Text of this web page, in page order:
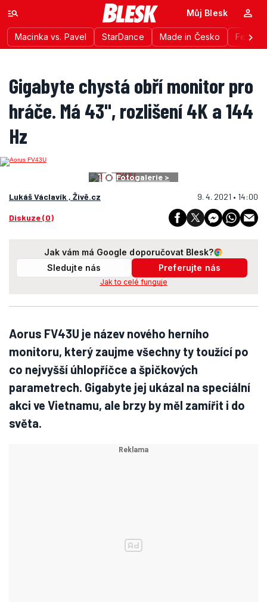
Macinka vs. Pavel StarDance Made in Česko
Můj Blesk
Gigabyte chystá obří monitor pro
hráče. Má 43", rozlišení 4K a 144
Hz
1
Fotogalerie >
Lukáš Václavík , Živě.cz
9. 4. 2021 • 14:00
Diskuze (0)
Jak vám má Google doporučovat Blesk?
Sledujte nás
Preferujte nás
Jak to celé funguje
Aorus FV43U je název nového herního
monitoru, který zaujme všechny ty toužící po
co nejvyšší úhlopříčce a špičkových
parametrech. Gigabyte jej ukázal na speciální
akci ve Vietnamu, ale brzy by měl zamířit i do
světa.